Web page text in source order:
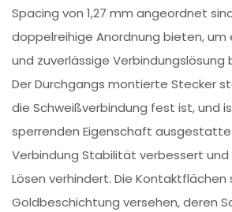
Spacing von 1,27 mm angeordnet
doppelreihige Anordnung bieten, um
und zuverlässige Verbindungslösung
Der Durchgangs montierte Stecker
die Schweißverbindung fest ist, und
sperrenden Eigenschaft
Verbindung Stabilität verbessert
Lösen verhindert. Die Kontaktflächen
Goldbeschichtung versehen, deren